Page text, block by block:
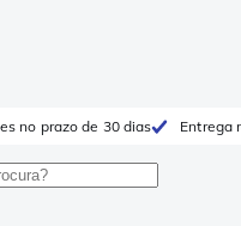
no prazo de 30 dias Entrega